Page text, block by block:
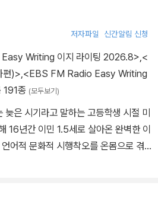
저자파일 신간알림 신청
Writing 이지 라이팅 2026.8>,<
편)>,<EBS FM Radio Easy Writing
191종 (모두보기)
늦은 시기라고 말하는 고등학생 시절 미
년간 이민 1.5세로 살아온 완벽한 이
어적 문화적 시행착오를 온몸으로 겪